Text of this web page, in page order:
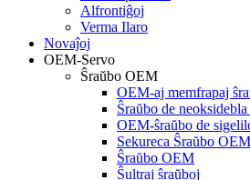
Alfrontiĝoj
Verma Ilaro
Novaĵoj
OEM-Servo
Ŝraŭbo OEM
OEM-aj memfrapaj
Ŝraŭbo de
OEM-ŝraŭbo de
Sekureca Ŝraŭbo OEM
Ŝraŭbo OEM
Ŝultraj ŝraŭboj